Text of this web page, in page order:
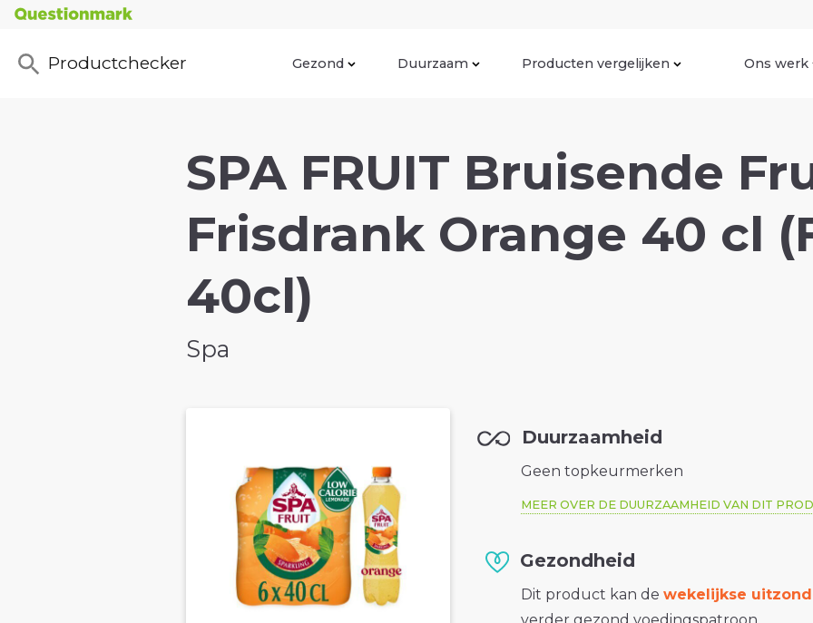
Productchecker Gezond Duurzaam Producten vergelijken Ons werk
SPA FRUIT Bruisende
Frisdrank Orange 40 cl
40cl)
Spa
Duurzaamheid
Geen topkeurmerken
MEER OVER DE DUURZAAMHEID VAN DIT
Gezondheid
Dit product kan dewekelijkse